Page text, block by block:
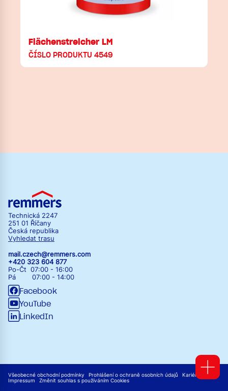
Flächenstreicher LM
ČÍSLO PRODUKTU 4549
Technická 2247
251 01 Říčany
Česká republika
Vyhledat trasu
mail.czech@remmers.com
+420 323 604 877
Po-Čt 07:00 - 16:00
Pá 07:00 - 14:00
Facebook
YouTube
LinkedIn
Všeobecné obchodní podmínky Prohlášení o ochraně osobních údajů
Kariéra
Impressum
Změnit souhlas s používáním Cookies